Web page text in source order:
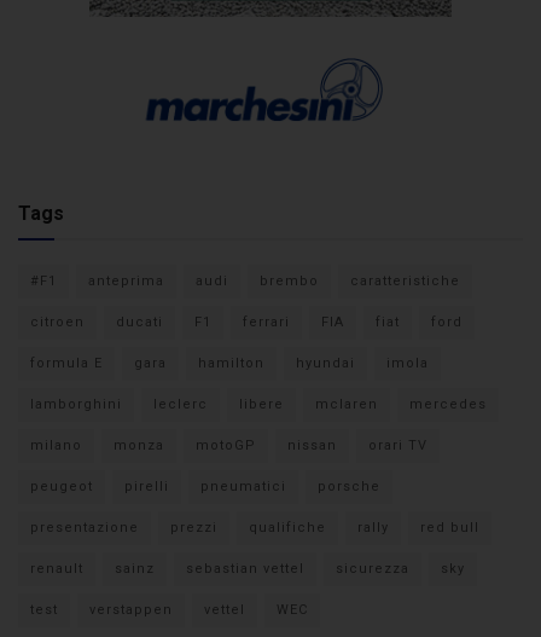
Tags
#F1 anteprima audi brembo caratteristiche
citroen ducati F1 ferrari FIA fiat ford
formula E gara hamilton hyundai imola
lamborghini leclerc libere mclaren mercedes
milano monza motoGP nissan orari TV
peugeot pirelli pneumatici porsche
presentazione prezzi qualifiche rally red bull
renault sainz sebastian vettel sicurezza sky
test verstappen vettel WEC